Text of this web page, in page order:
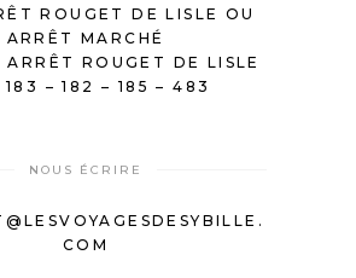
ROUGET DE LISLE OU
ARRÊT MARCHÉ
ARRÊT ROUGET DE LISLE
183 – 182 – 185 – 483
NOUS ÉCRIRE
COM